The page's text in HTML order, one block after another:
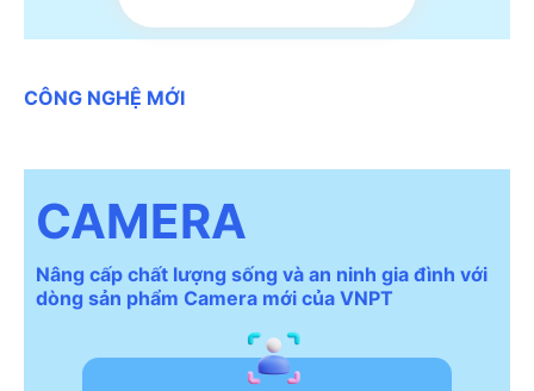
CÔNG NGHỆ MỚI
CAMERA
Nâng cấp chất lượng sống và an ninh gia đình với
dòng sản phẩm Camera mới của VNPT